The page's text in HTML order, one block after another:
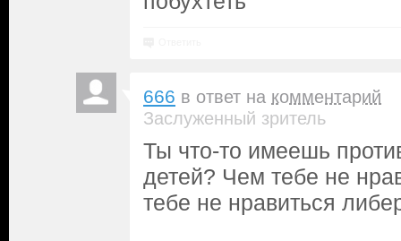
666 в ответ на комментарий
Заслуженный зритель
Ты что-то имеешь
детей? Чем тебе не
тебе не нравиться